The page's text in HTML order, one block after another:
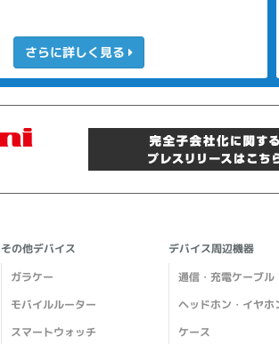
さらに詳しく見る
その他デバイス
ガラケー
モバイルルーター
スマートウォッチ
デバイス周辺機器
通信・充電ケーブル
ヘッドホン・イヤホ
ケース